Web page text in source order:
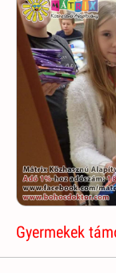
Gyermekek